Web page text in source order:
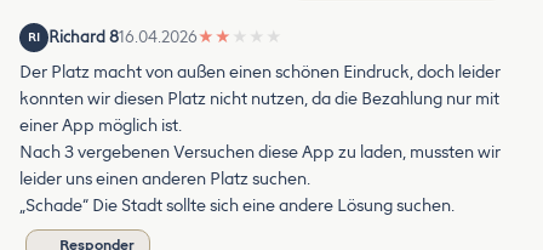
RI Richard 816.04.2026★ ★ ★ ★ ★
Der Platz macht von außen einen schönen Eindruck, doch leider
konnten wir diesen Platz nicht nutzen, da die Bezahlung nur mit
einer App möglich ist.
Nach 3 vergebenen Versuchen diese App zu laden, mussten wir
leider uns einen anderen Platz suchen.
„Schade“ Die Stadt sollte sich eine andere Lösung suchen.
Responder